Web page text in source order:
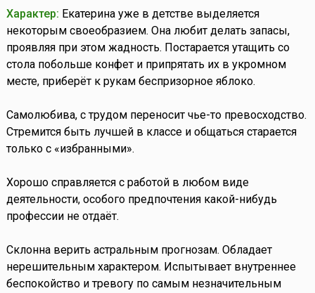
Характер: Екатерина уже в детстве выделяется
некоторым своеобразием. Она любит делать запасы,
проявляя при этом жадность. Постарается утащить со
стола побольше конфет и припрятать их в укромном
месте, приберёт к рукам беспризорное яблоко.
Самолюбива, с трудом переносит чье-то превосходство.
Стремится быть лучшей в классе и общаться старается
только с «избранными».
Хорошо справляется с работой в любом виде
деятельности, особого предпочтения какой-нибудь
профессии не отдаёт.
Склонна верить астральным прогнозам. Обладает
нерешительным характером. Испытывает внутреннее
беспокойство и тревогу по самым незначительным